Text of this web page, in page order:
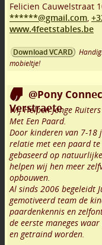
Felicien Cauwelstraat
******@gmail.com,
www.4feetstables.be
Download VCARD
mobieltje!
@Pony
Verstraete
Wij Helpen Jonge
Met Een Paard.
Door kinderen van 7-18
relatie met een paard
gebaseerd op
helpen wij hen meer
opbouwen.
Al sinds 2006 begeleidt
gemotiveerd team de
paardenkennis en
de eerste maneges
en getraind worden.